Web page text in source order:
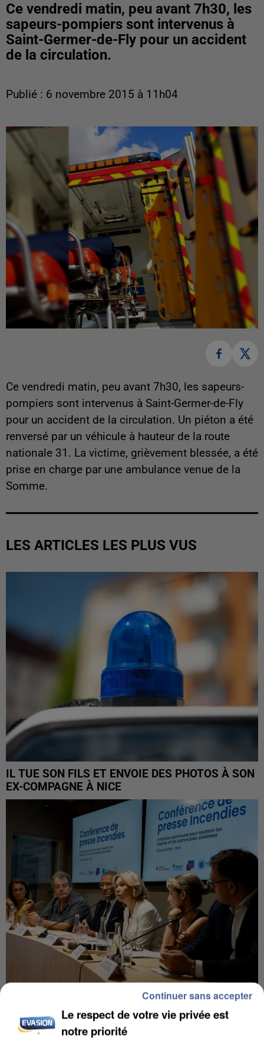
Ce vendredi matin, peu avant 7h30, les
sapeurs-pompiers sont intervenus à
Saint-Germer-de-Fly pour un accident
de la circulation.
Publié : 6 novembre 2015 à 11h04
Ce vendredi matin, peu avant 7h30, les sapeurs-
pompiers sont intervenus à Saint-Germer-de-Fly
pour un accident de la circulation. Un piéton a été
renversé par un véhicule à hauteur de la route
nationale 31. La victime, grièvement blessée, a été
prise en charge par une ambulance venue de la
Somme.
LES ARTICLES LES PLUS VUS
IL TUE SON FILS ET ENVOIE DES PHOTOS À SON
EX-COMPAGNE À NICE
INCENDIES : L’ÎLE-DE-FRANCE LANCE UN ÉLAN
DE SOLIDARITÉ AVEC LES...
Le respect de votre vie privée est
notre priorité
Continuer sans accepter